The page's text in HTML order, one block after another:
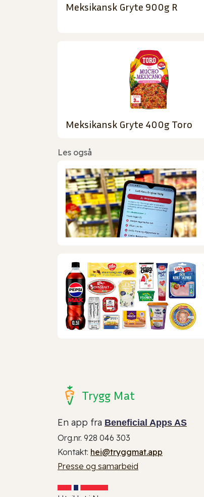
Meksikansk Gryte 900g R
Meksikansk Gryte 400g Toro
Les også
Trygg Mat
En app fra Beneficial Apps AS
Org.nr. 928 046 303
Kontakt: hei@tryggmat.app
Presse og samarbeid